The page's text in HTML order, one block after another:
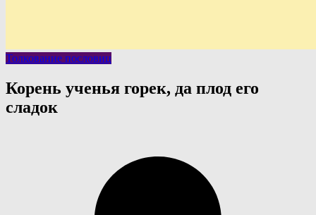
Толкование пословиц
Корень ученья горек, да плод его
сладок